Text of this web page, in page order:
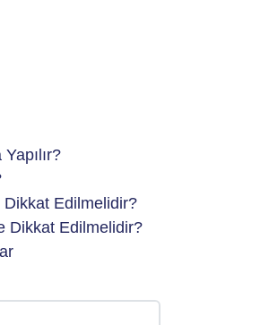
Dikkat Edilmelidir?
Dikkat Edilmelidir?